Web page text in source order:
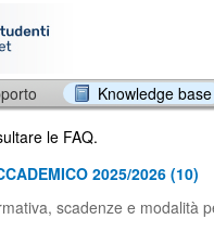
Knowledge base
le FAQ.
2025/2026 (10)
scadenze e modalità